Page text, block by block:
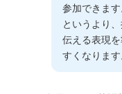
参加できま
というより
伝える表現
すくなります